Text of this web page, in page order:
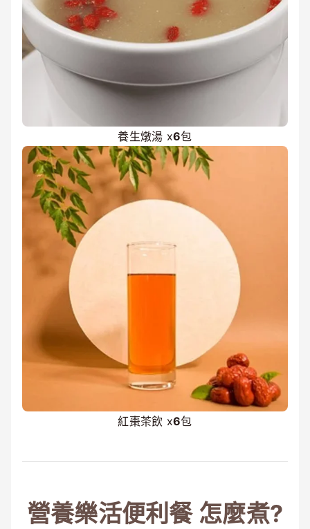
養生燉湯 x6包
紅棗茶飲 x6包
營養樂活便利餐 怎麼煮?